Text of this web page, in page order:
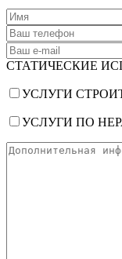
СТАТИЧЕСКИЕ
УСЛУГИ
УСЛУГИ ПО